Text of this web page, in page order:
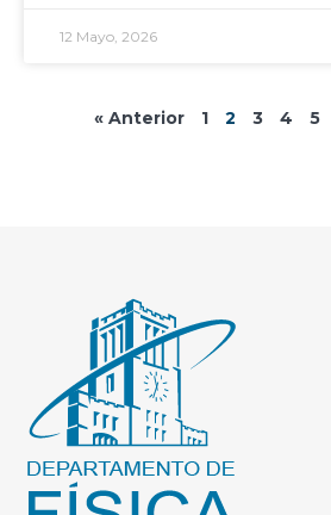
12 Mayo, 2026
« Anterior 1 2 3 4 5